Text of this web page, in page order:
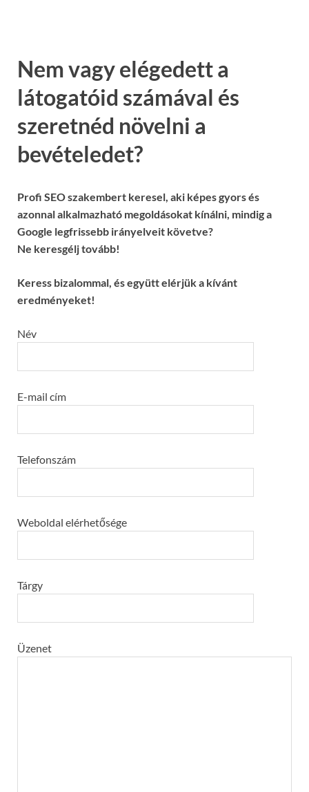
Nem vagy elégedett a
látogatóid számával és
szeretnéd növelni a
bevételedet?
Profi SEO szakembert keresel, aki képes gyors és
azonnal alkalmazható megoldásokat kínálni, mindig a
Google legfrissebb irányelveit követve?
Ne keresgélj tovább!
Keress bizalommal, és együtt elérjük a kívánt
eredményeket!
Név
E-mail cím
Telefonszám
Weboldal elérhetősége
Tárgy
Üzenet